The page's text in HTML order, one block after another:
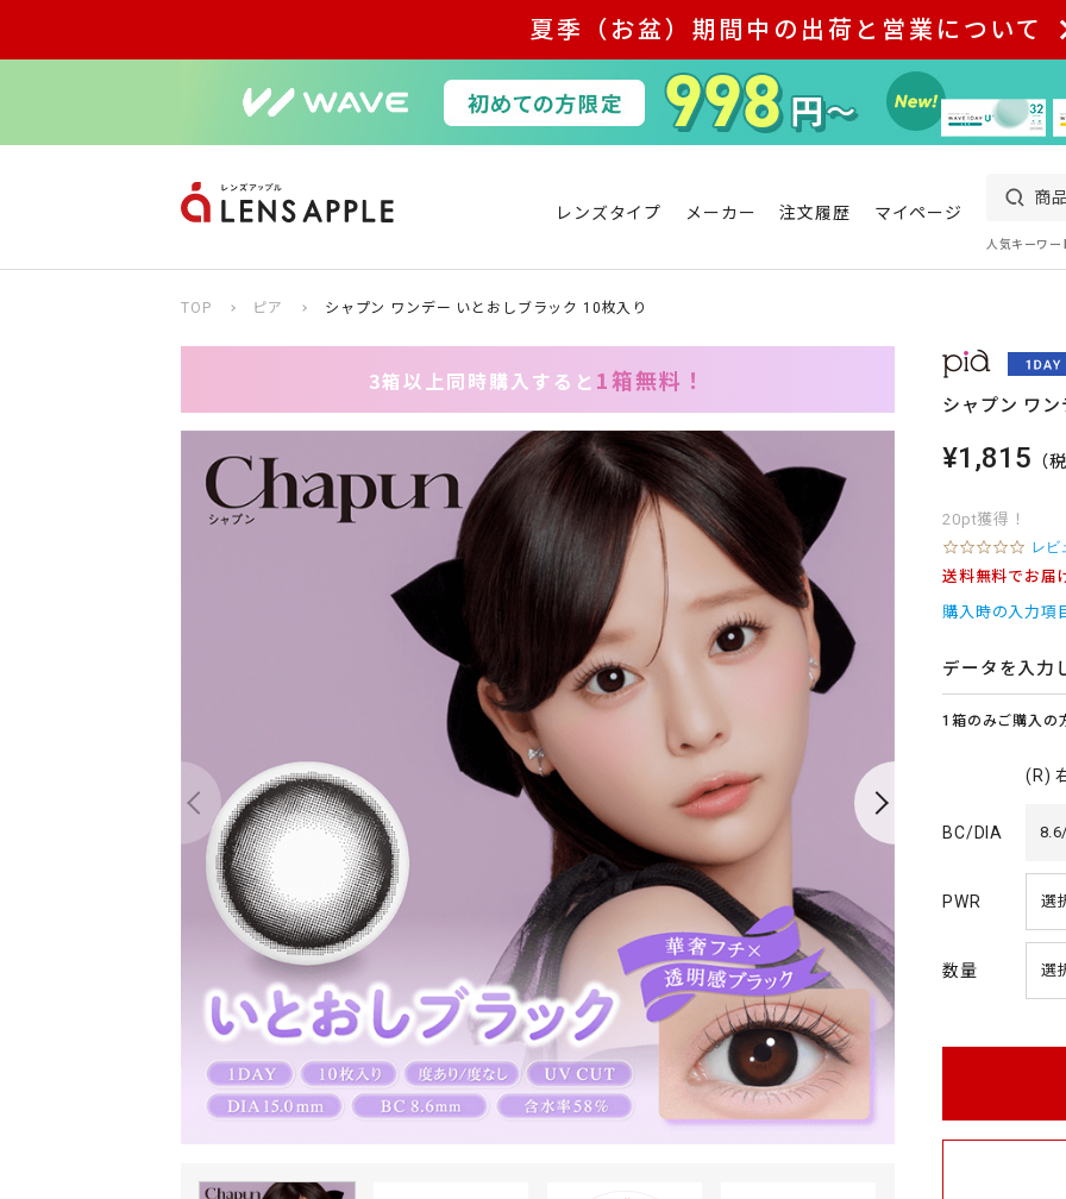
夏季（お盆）期間中の出荷と営業について
レンズタイプ メーカー 注文履歴 マイページ
人気キーワー
TOP ピア シャプン ワンデー いとおしブラック 10枚入り
3箱以上同時購入すると 1箱無料！
シャプン ワ
¥1,815 （
20pt獲得！
0
.
0
s
r
r
a
t
n
g
レビ
送料無料でお届
購入時の入力項
データを入力
1箱のみご購入の
(R)
BC/DIA
PWR
数量